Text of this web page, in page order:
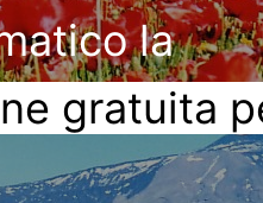
la
gratuita